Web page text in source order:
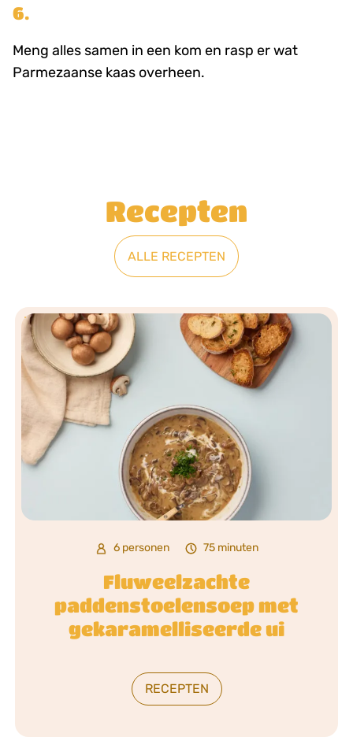
6.
Meng alles samen in een kom en rasp er wat
Parmezaanse kaas overheen.
Recepten
ALLE RECEPTEN
6 personen 75 minuten
Fluweelzachte
paddenstoelensoep met
gekaramelliseerde ui
RECEPTEN